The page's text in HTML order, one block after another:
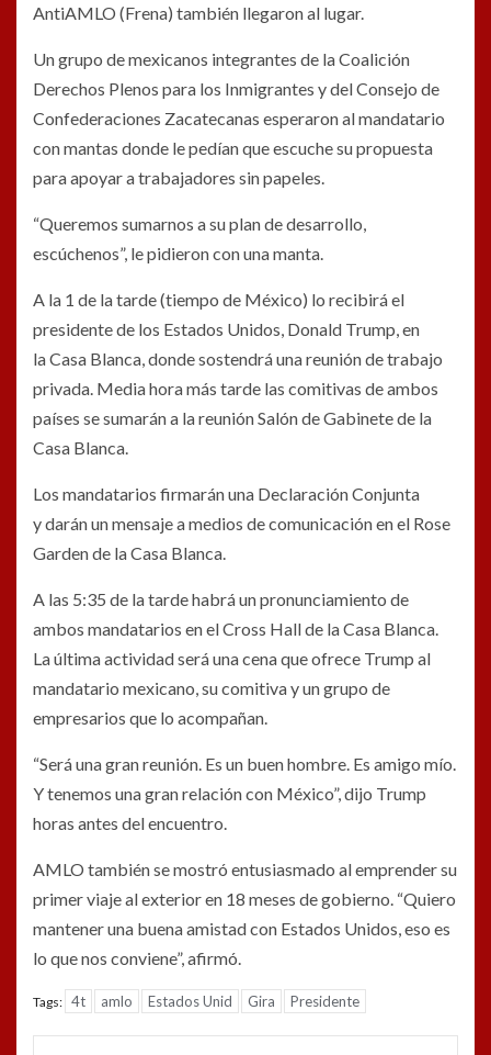
AntiAMLO (Frena) también llegaron al lugar.
Un grupo de mexicanos integrantes de la Coalición
Derechos Plenos para los Inmigrantes y del Consejo de
Confederaciones Zacatecanas esperaron al mandatario
con mantas donde le pedían que escuche su propuesta
para apoyar a trabajadores sin papeles.
“Queremos sumarnos a su plan de desarrollo,
escúchenos”, le pidieron con una manta.
A la 1 de la tarde (tiempo de México) lo recibirá el
presidente de los Estados Unidos, Donald Trump, en
la Casa Blanca, donde sostendrá una reunión de trabajo
privada. Media hora más tarde las comitivas de ambos
países se sumarán a la reunión Salón de Gabinete de la
Casa Blanca.
Los mandatarios firmarán una Declaración Conjunta
y darán un mensaje a medios de comunicación en el Rose
Garden de la Casa Blanca.
A las 5:35 de la tarde habrá un pronunciamiento de
ambos mandatarios en el Cross Hall de la Casa Blanca.
La última actividad será una cena que ofrece Trump al
mandatario mexicano, su comitiva y un grupo de
empresarios que lo acompañan.
“Será una gran reunión. Es un buen hombre. Es amigo mío.
Y tenemos una gran relación con México”, dijo Trump
horas antes del encuentro.
AMLO también se mostró entusiasmado al emprender su
primer viaje al exterior en 18 meses de gobierno. “Quiero
mantener una buena amistad con Estados Unidos, eso es
lo que nos conviene”, afirmó.
Tags: 4t amlo Estados Unid Gira Presidente